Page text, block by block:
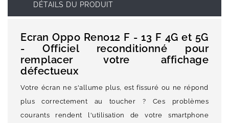
DÉTAILS DU PRODUIT
Ecran Oppo Reno12 F - 13 F 4G et 5G
- Officiel reconditionné pour
remplacer votre affichage
défectueux
Votre écran ne s'allume plus, est fissuré ou ne répond
plus correctement au toucher ? Ces problèmes
courants rendent l'utilisation de votre smartphone